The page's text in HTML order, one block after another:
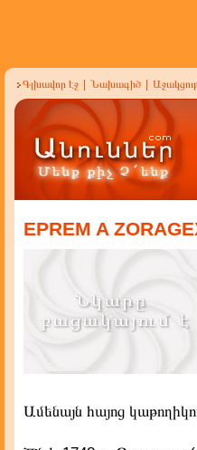
Գլխավոր էջ Նախագիծ
EPREM A
Ամենայն հայոց